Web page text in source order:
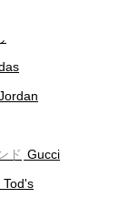
ド Gucci
Tod's